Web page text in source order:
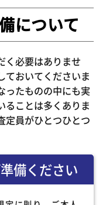
について
く必要はありませ
ておいてくださいま
ったものの中にも実
ることは多くありま
定員がひとつひとつ
備ください